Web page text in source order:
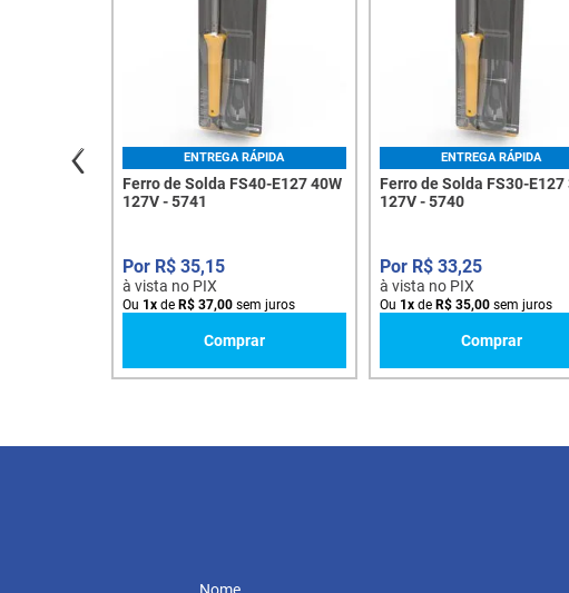
ENTREGA RÁPIDA
Ferro de Solda FS40-E127 40W
127V - 5741
R$ 35,15
à vista no PIX
Ou 1x de R$ 37,00 sem juros
Comprar
ENTREGA RÁPIDA
Ferro de Solda FS30-E127
127V - 5740
R$ 33,25
à vista no PIX
Ou 1xde R$ 35,00sem juros
Comprar